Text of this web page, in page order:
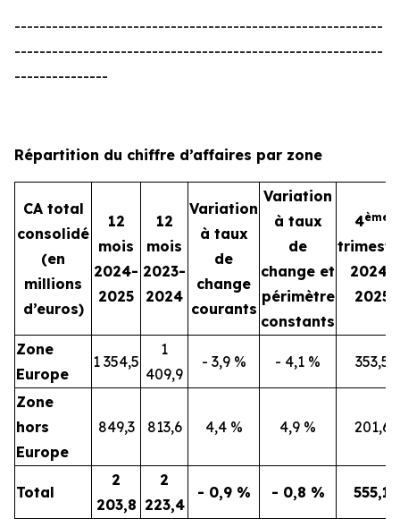
-----------------------------------------------------------
-----------------------------------------------------------
---------------
Répartition du chiffre d’affaires par zone
CA total
consolidé
(en
millions
d’euros)
12
mois
2024-
2025
12
mois
2023-
2024
Variation
à taux
de
change
courants
Variation
à taux
de
change et
périmètre
constants
4ème
2024-
2025
Zone
Europe
1 354,5
1
409,9
- 3,9 % - 4,1 % 353,5
Zone
hors
Europe
849,3 813,6 4,4 % 4,9 % 201,6
Total
2
203,8
2
223,4
- 0,9 % - 0,8 % 555,1